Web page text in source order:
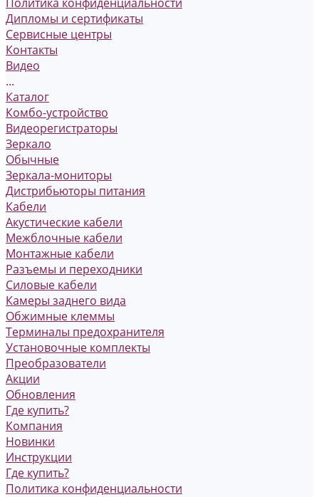
Дипломы и сертификаты
Сервисные центры
Контакты
Видео
...
Каталог
Комбо-устройство
Видеорегистраторы
Зеркало
Обычные
Зеркала-мониторы
Дистрибьюторы питания
Кабели
Акустические кабели
Межблочные кабели
Монтажные кабели
Разъемы и переходники
Силовые кабели
Камеры заднего вида
Обжимные клеммы
Терминалы предохранителя
Установочные комплекты
Преобразователи
Акции
Обновления
Где купить?
Компания
Новинки
Инструкции
Где купить?
Политика конфиденциальности